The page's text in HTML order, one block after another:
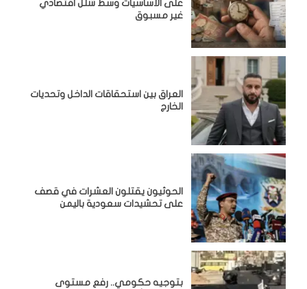
على الأساسيات وسط شلل اقتصادي
غير مسبوق
‏العراق بين استحقاقات الداخل وتحديات
الخارج
الحوثيون يقتلون العشرات في قصف
على تحشيدات سعودية باليمن
بتوجيه حكومي.. رفع مستوى